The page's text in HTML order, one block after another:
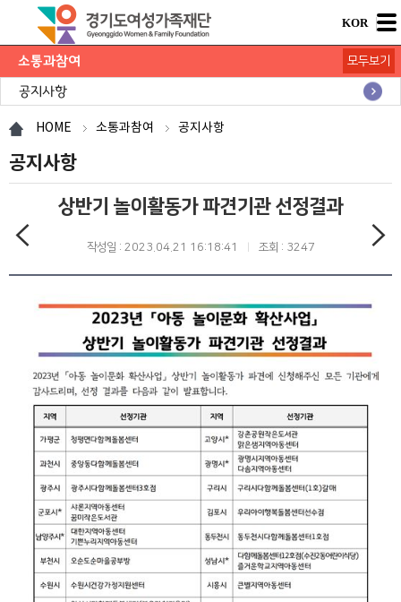
KOR
소통과참여
공지사항
채용공고
모집/행사
카드뉴스
언론보도
도민의 의견
재단 간행물
모두보기
HOME 소통과참여 공지사항
공지사항
상반기 놀이활동가 파견기관 선정결과
작성일 : 2023.04.21 16:18:41 조회 : 3247